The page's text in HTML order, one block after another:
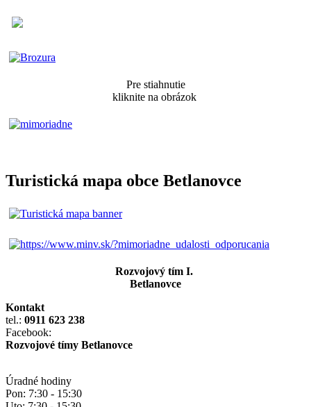
Pre stiahnutie
kliknite na obrázok
Turistická mapa obce Betlanovce
Rozvojový tím I.
Betlanovce
Kontakt
tel.: 0911 623 238
Facebook:
Rozvojové tímy Betlanovce
Úradné hodiny
Pon: 7:30 - 15:30